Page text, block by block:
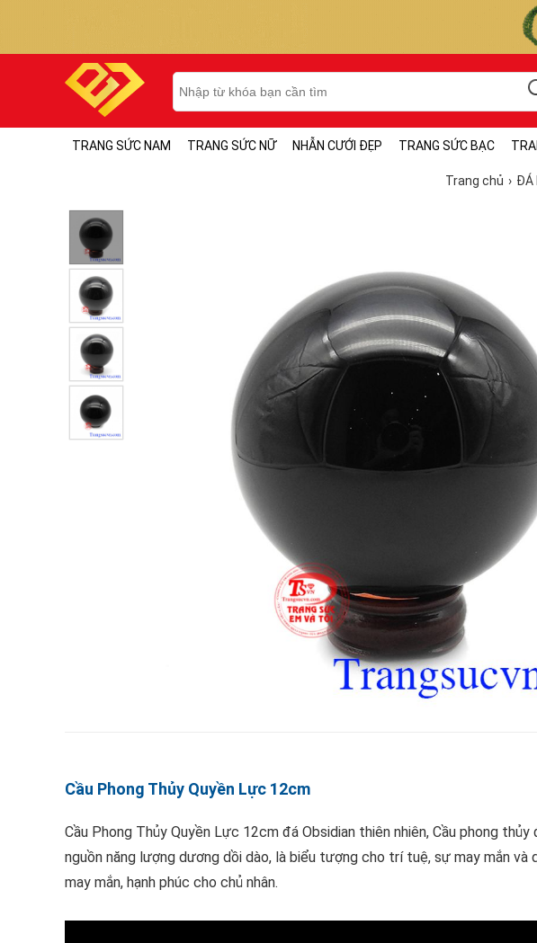
TRANG SỨC NAM TRANG SỨC NỮ NHẪN CƯỚI ĐẸP TRANG SỨC BẠC
Trang chủ ĐÁ
Cầu Phong Thủy Quyền Lực 12cm
Cầu Phong Thủy Quyền Lực 12cm đá Obsidian thiên nhiên, Cầu phong
nguồn năng lượng dương dồi dào, là biểu tượng cho trí tuệ, sự may mắn và
may mắn, hạnh phúc cho chủ nhân.